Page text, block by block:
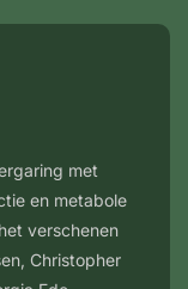
met
en metabole
verschenen
Christopher